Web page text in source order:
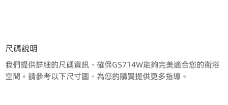
尺碼說明
我們提供詳細的尺碼資訊，確保GS714W能夠完美適合您的衛浴
空間。請參考以下尺寸圖，為您的購買提供更多指導。